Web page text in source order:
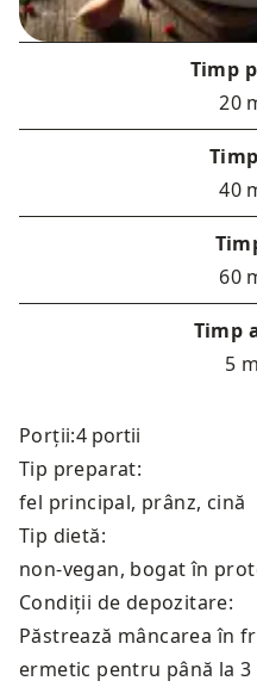
Timp
20
40
60
Timp
5
Porții:
Tip preparat:
fel principal, prânz, cină
Tip dietă:
non-vegan, bogat în
Condiții de depozitare:
Păstrează mâncarea în
ermetic pentru până la 3